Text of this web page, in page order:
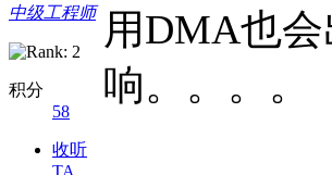
中级工程师
积分
58
收听
TA
用DMA也
响。。。。